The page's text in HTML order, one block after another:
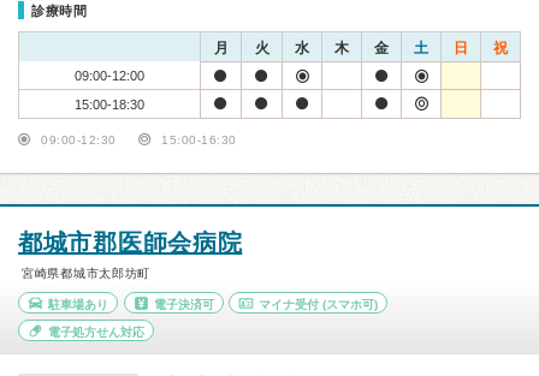
診療時間
月 火 水 木 金 土 日 祝
09:00-12:00
15:00-18:30
09:00-12:30 15:00-16:30
都城市郡医師会病院
宮崎県都城市太郎坊町
駐車場あり 電子決済可 マイナ受付 (スマホ可)
電子処方せん対応